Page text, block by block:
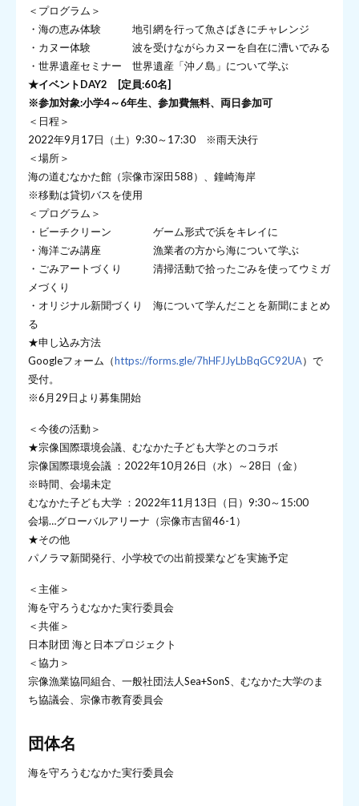
＜プログラム＞
・海の恵み体験 地引網を行って魚さばきにチャレンジ
・カヌー体験 波を受けながらカヌーを自在に漕いでみる
・世界遺産セミナー 世界遺産「沖ノ島」について学ぶ
★イベントDAY2 [定員:60名]
※参加対象:小学4～6年生、参加費無料、両日参加可
＜日程＞
2022年9月17日（土）9:30～17:30 ※雨天決行
＜場所＞
海の道むなかた館（宗像市深田588）、鐘崎海岸
※移動は貸切バスを使用
＜プログラム＞
・ビーチクリーン ゲーム形式で浜をキレイに
・海洋ごみ講座 漁業者の方から海について学ぶ
・ごみアートづくり 清掃活動で拾ったごみを使ってウミガ
メづくり
・オリジナル新聞づくり 海について学んだことを新聞にまとめ
る
★申し込み方法
Googleフォーム（https://forms.gle/7hHFJJyLbBqGC92UA）で
受付。
※6月29日より募集開始
＜今後の活動＞
★宗像国際環境会議、むなかた子ども大学とのコラボ
宗像国際環境会議 ：2022年10月26日（水）～28日（金）
※時間、会場未定
むなかた子ども大学 ：2022年11月13日（日）9:30～15:00
会場…グローバルアリーナ（宗像市吉留46-1）
★その他
パノラマ新聞発行、小学校での出前授業などを実施予定
＜主催＞
海を守ろうむなかた実行委員会
＜共催＞
日本財団 海と日本プロジェクト
＜協力＞
宗像漁業協同組合、一般社団法人Sea+SonS、むなかた大学のま
ち協議会、宗像市教育委員会
団体名
海を守ろうむなかた実行委員会